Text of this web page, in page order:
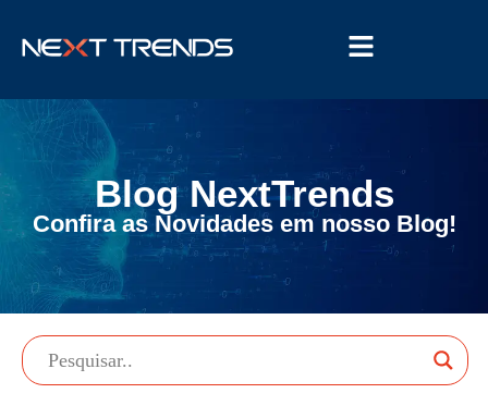
Blog NextTrends
Confira as Novidades em nosso Blog!